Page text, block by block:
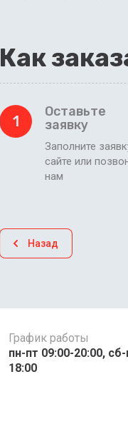
Как
1
Оставьте
заявку
Заполните
сайте или
нам
Назад
График работы
пн-пт 09:00-20:00,
18:00